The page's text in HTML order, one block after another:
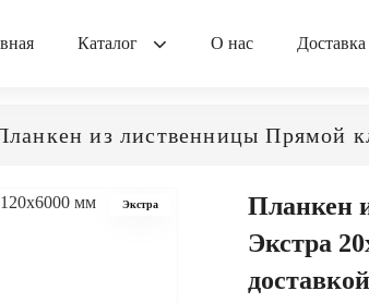
Каталог О нас Доставка
из лиственницы Прямой
Экстра
Планкен
Экстра
доставкой